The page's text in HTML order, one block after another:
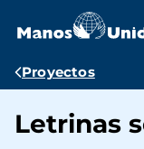
contenido
Ruta
Proyectos
Letrinas